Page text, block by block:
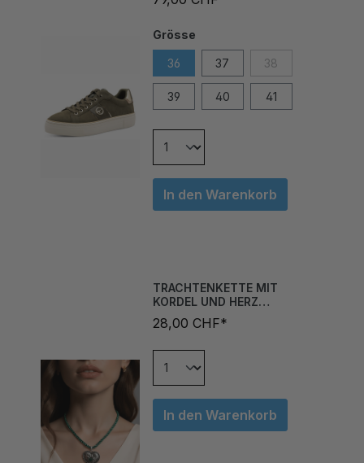
39 40 41
In den Warenkorb
KORDEL UND HERZ
FLASCHENGRÜN
28,00 CHF*
In den Warenkorb